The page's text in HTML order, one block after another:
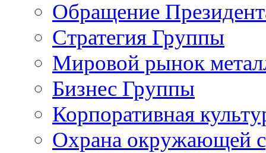
Обращение
Стратегия Группы
Мировой рынок
Бизнес Группы
Корпоративная
Охрана окружающей